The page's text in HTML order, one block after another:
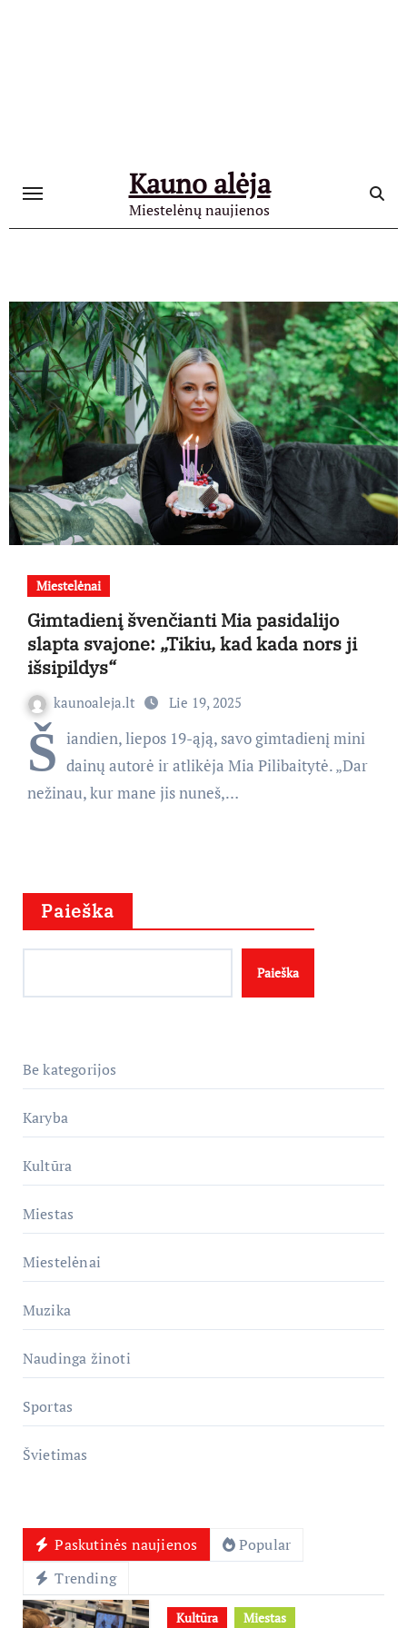
Kauno alėja
Miestelėnų naujienos
Miestelėnai
Gimtadienį švenčianti Mia pasidalijo
slapta svajone: „Tikiu, kad kada nors ji
išsipildys“
kaunoaleja.lt Lie 19, 2025
Š iandien, liepos 19-ąją, savo gimtadienį mini
dainų autorė ir atlikėja Mia Pilibaitytė. „Dar
nežinau, kur mane jis nuneš,…
Paieška
Paieška
Be kategorijos
Karyba
Kultūra
Miestas
Miestelėnai
Muzika
Naudinga žinoti
Sportas
Švietimas
Paskutinės naujienos
Popular
Trending
Kultūra Miestas